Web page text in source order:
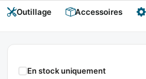
Outillage Accessoires
HYUNDAI
En stock uniquement